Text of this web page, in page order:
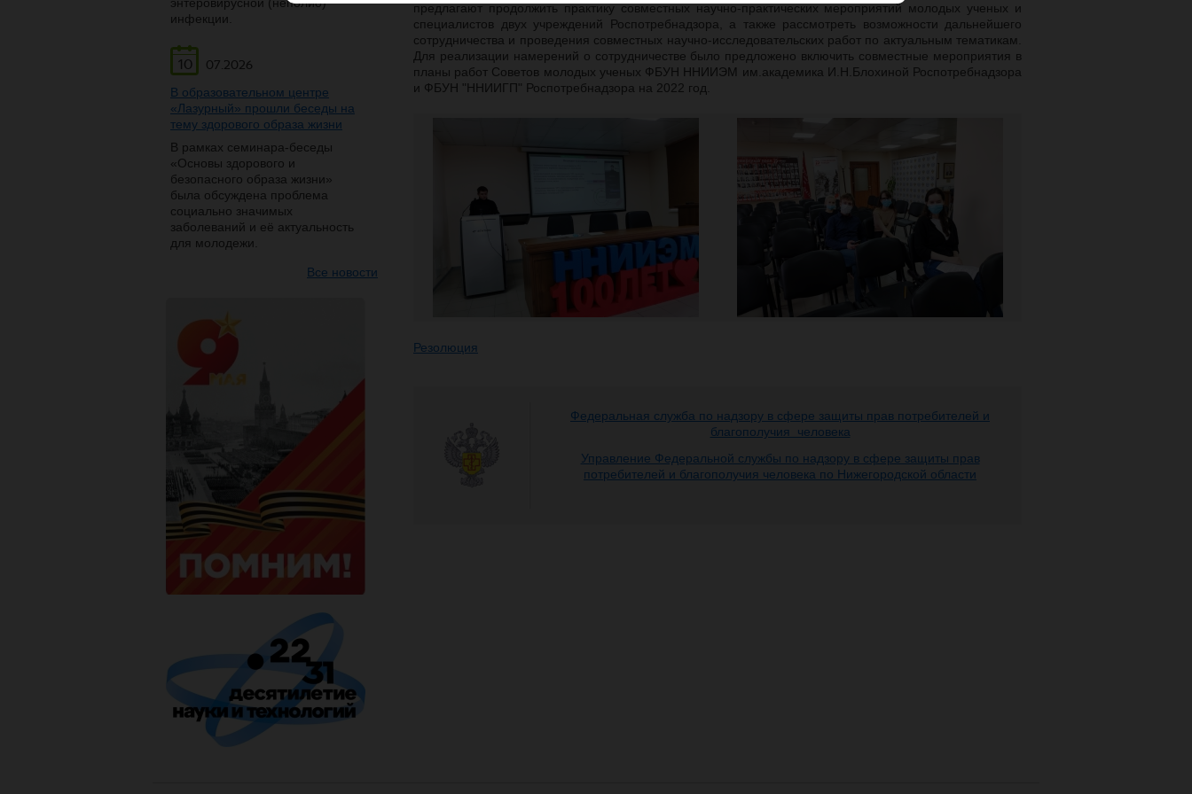
инфекции.
10
07.2026
В образовательном центре
«Лазурный» прошли беседы на
тему здорового образа жизни
В рамках семинара-беседы
«Основы здорового и
безопасного образа жизни»
была обсуждена проблема
социально значимых
заболеваний и её актуальность
для молодежи.
Все новости
предлагают продолжить практику совместных научно-практических мероприятий молодых ученых и
специалистов двух учреждений Роспотребнадзора, а также рассмотреть возможности дальнейшего
сотрудничества и проведения совместных научно-исследовательских работ по актуальным тематикам.
Для реализации намерений о сотрудничестве было предложено включить совместные мероприятия в
планы работ Советов молодых ученых ФБУН ННИИЭМ им.академика И.Н.Блохиной Роспотребнадзора
и ФБУН "ННИИГП" Роспотребнадзора на 2022 год.
Резолюция
Федеральная служба по надзору в сфере защиты прав потребителей и
благополучия человека
Управление Федеральной службы по надзору в сфере защиты прав
потребителей и благополучия человека по Нижегородской области